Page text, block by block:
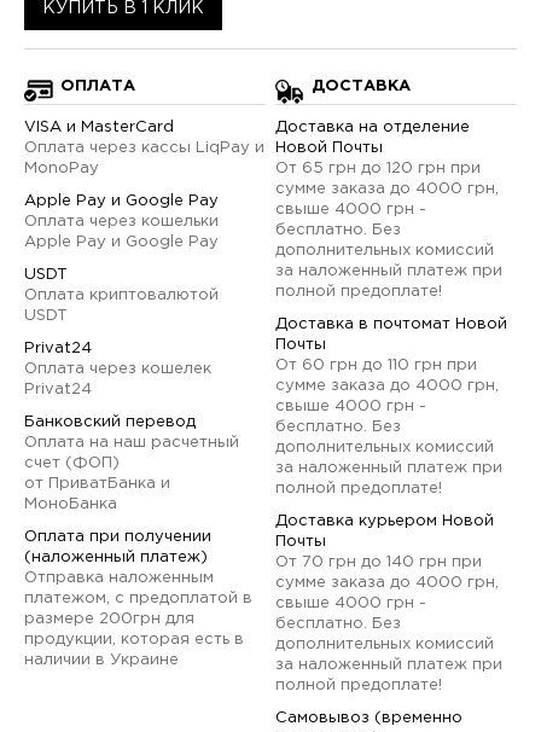
КУПИТЬ В 1 КЛИК
ОПЛАТА
VISA и MasterCard
Оплата через кассы LiqPay и
MonoPay
Apple Pay и Google Pay
Оплата через кошельки
Apple Pay и Google Pay
USDT
Оплата криптовалютой
USDT
Privat24
Оплата через кошелек
Privat24
Банковский перевод
Оплата на наш расчетный
счет (ФОП)
от ПриватБанка и
МоноБанка
Оплата при получении
(наложенный платеж)
Отправка наложенным
платежом, с предоплатой в
размере 200грн для
продукции, которая есть в
наличии в Украине
ДОСТАВКА
Доставка на отделение
Новой Почты
От 65 грн до 120 грн при
сумме заказа до 4000 грн,
свыше 4000 грн -
бесплатно. Без
дополнительных комиссий
за наложенный платеж при
полной предоплате!
Доставка в почтомат Новой
Почты
От 60 грн до 110 грн при
сумме заказа до 4000 грн,
свыше 4000 грн -
бесплатно. Без
дополнительных комиссий
за наложенный платеж при
полной предоплате!
Доставка курьером Новой
Почты
От 70 грн до 140 грн при
сумме заказа до 4000 грн,
свыше 4000 грн -
бесплатно. Без
дополнительных комиссий
за наложенный платеж при
полной предоплате!
Самовывоз (временно